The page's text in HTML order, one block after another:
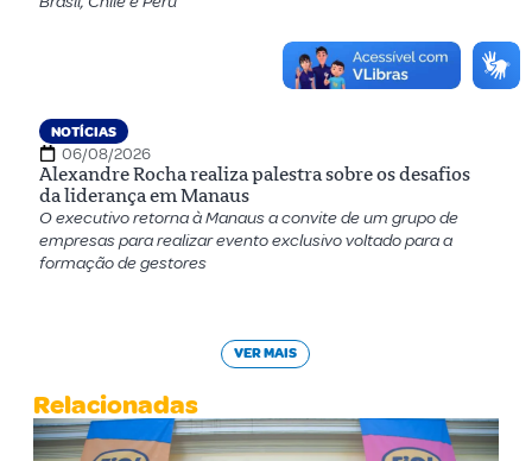
NOTÍCIAS
06/08/2026
Alexandre Rocha realiza palestra sobre os desafios
da liderança em Manaus
O executivo retorna à Manaus a convite de um grupo de
empresas para realizar evento exclusivo voltado para a
formação de gestores
VER MAIS
Relacionadas